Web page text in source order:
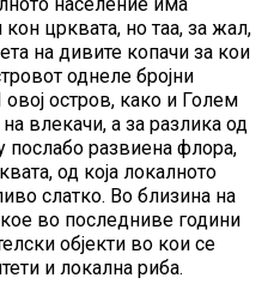
црквата, но таа, за жал,
на дивите копачи за кои
однеле бројни
остров, како и Голем
влекачи, а за разлика од
послабо развиена флора,
од која локалното
слатко. Во близина на
во последниве години
објекти во кои се
и локална риба.